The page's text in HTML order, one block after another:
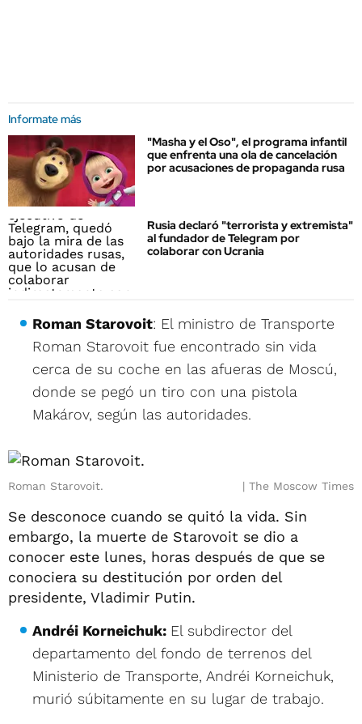
Informate más
"Masha y el Oso", el programa infantil
que enfrenta una ola de cancelación
por acusaciones de propaganda rusa
Rusia declaró "terrorista y extremista"
al fundador de Telegram por
colaborar con Ucrania
Roman Starovoit: El ministro de Transporte
Roman Starovoit fue encontrado sin vida
cerca de su coche en las afueras de Moscú,
donde se pegó un tiro con una pistola
Makárov, según las autoridades.
Roman Starovoit. The Moscow Times
Se desconoce cuando se quitó la vida. Sin
embargo, la muerte de Starovoit se dio a
conocer este lunes, horas después de que se
conociera su destitución por orden del
presidente, Vladimir Putin.
Andréi Korneichuk: El subdirector del
departamento del fondo de terrenos del
Ministerio de Transporte, Andréi Korneichuk,
murió súbitamente en su lugar de trabajo.